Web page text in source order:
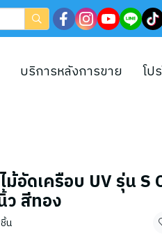
บริการหลังการขาย โป
อัดเครือบ UV รุ่น S
ว สีทอง
น